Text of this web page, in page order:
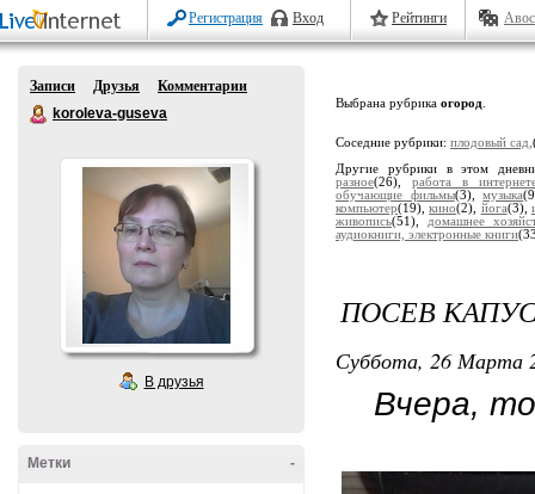
Регистрация Вход Рейтинги
Записи Друзья
Комментарии
koroleva-guseva
В друзья
-
Метки
Выбрана рубрика огород
Соседние рубрики: плодовый сад,
Другие рубрики в этом
разное(26),работа в
обучающие фильмы(3),музыка
компьютер(19),кино(2), йога(3),
живопись(51),
домашнее
аудиокниги, электронные книги
ПОСЕВ
Суббота, 26 Марта
Вчера, то